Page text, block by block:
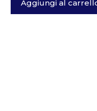
Aggiungi al